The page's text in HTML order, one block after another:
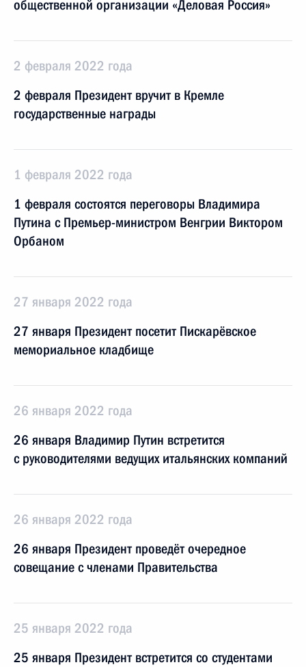
общественной организации «Деловая Россия»
2 февраля 2022 года
2 февраля Президент вручит в Кремле
государственные награды
1 февраля 2022 года
1 февраля состоятся переговоры Владимира
Путина с Премьер-министром Венгрии Виктором
Орбаном
27 января 2022 года
27 января Президент посетит Пискарёвское
мемориальное кладбище
26 января 2022 года
26 января Владимир Путин встретится
с руководителями ведущих итальянских компаний
26 января 2022 года
26 января Президент проведёт очередное
совещание с членами Правительства
25 января 2022 года
25 января Президент встретится со студентами